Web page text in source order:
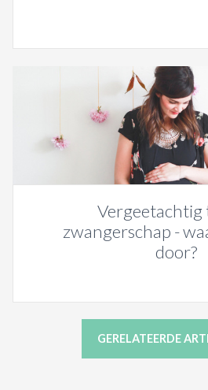
Vergeetachtig
zwangerschap -
door?
GERELATEERDE